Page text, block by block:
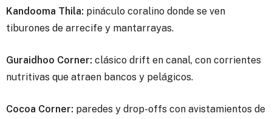
Kandooma Thila: pináculo coralino donde se ven
tiburones de arrecife y mantarrayas.
Guraidhoo Corner: clásico drift en canal, con corrientes
nutritivas que atraen bancos y pelágicos.
Cocoa Corner: paredes y drop-offs con avistamientos de